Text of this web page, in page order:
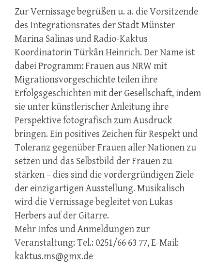
Zur Vernissage begrüßen u. a. die Vorsitzende
des Integrationsrates der Stadt Münster
Marina Salinas und Radio-Kaktus
Koordinatorin Türkân Heinrich. Der Name ist
dabei Programm: Frauen aus NRW mit
Migrationsvorgeschichte teilen ihre
Erfolgsgeschichten mit der Gesellschaft, indem
sie unter künstlerischer Anleitung ihre
Perspektive fotografisch zum Ausdruck
bringen. Ein positives Zeichen für Respekt und
Toleranz gegenüber Frauen aller Nationen zu
setzen und das Selbstbild der Frauen zu
stärken – dies sind die vordergründigen Ziele
der einzigartigen Ausstellung. Musikalisch
wird die Vernissage begleitet von Lukas
Herbers auf der Gitarre.
Mehr Infos und Anmeldungen zur
Veranstaltung: Tel.: 0251/66 63 77, E-Mail:
kaktus.ms@gmx.de